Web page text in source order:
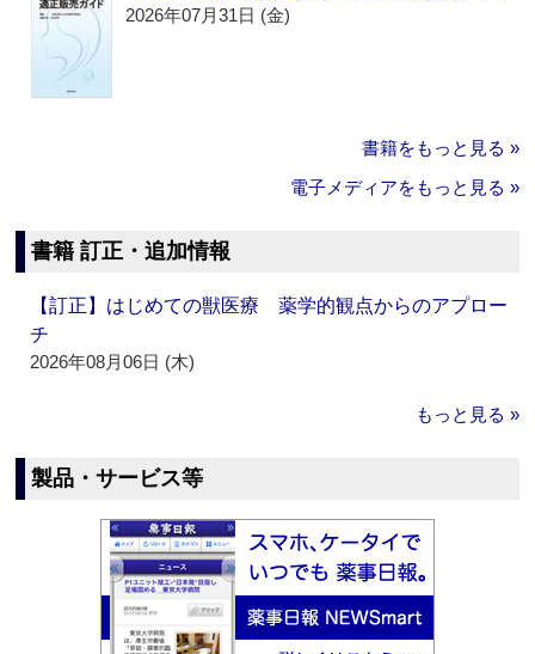
2026年07月31日 (金)
書籍をもっと見る »
電子メディアをもっと見る »
書籍 訂正・追加情報
【訂正】はじめての獣医療 薬学的観点からのアプロー
チ
2026年08月06日 (木)
もっと見る »
製品・サービス等